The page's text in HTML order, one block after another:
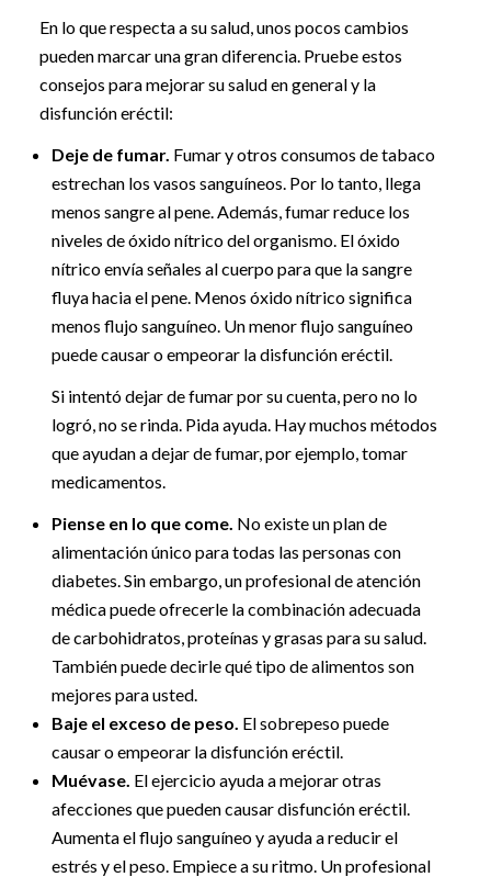
En lo que respecta a su salud, unos pocos cambios
pueden marcar una gran diferencia. Pruebe estos
consejos para mejorar su salud en general y la
disfunción eréctil:
Deje de fumar. Fumar y otros consumos de tabaco
estrechan los vasos sanguíneos. Por lo tanto, llega
menos sangre al pene. Además, fumar reduce los
niveles de óxido nítrico del organismo. El óxido
nítrico envía señales al cuerpo para que la sangre
fluya hacia el pene. Menos óxido nítrico significa
menos flujo sanguíneo. Un menor flujo sanguíneo
puede causar o empeorar la disfunción eréctil.
Si intentó dejar de fumar por su cuenta, pero no lo
logró, no se rinda. Pida ayuda. Hay muchos métodos
que ayudan a dejar de fumar, por ejemplo, tomar
medicamentos.
Piense en lo que come. No existe un plan de
alimentación único para todas las personas con
diabetes. Sin embargo, un profesional de atención
médica puede ofrecerle la combinación adecuada
de carbohidratos, proteínas y grasas para su salud.
También puede decirle qué tipo de alimentos son
mejores para usted.
Baje el exceso de peso. El sobrepeso puede
causar o empeorar la disfunción eréctil.
Muévase. El ejercicio ayuda a mejorar otras
afecciones que pueden causar disfunción eréctil.
Aumenta el flujo sanguíneo y ayuda a reducir el
estrés y el peso. Empiece a su ritmo. Un profesional